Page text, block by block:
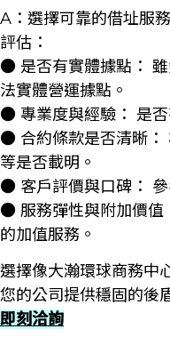
A：選擇可靠的借址服
評估：
● 是否有實體據點：
法實體營運據點。
● 專業度與經驗： 是否
● 合約條款是否清晰：
等是否載明。
● 客戶評價與口碑： 參
● 服務彈性與附加價值
的加值服務。
選擇像大瀚環球商務中
您的公司提供穩固的後
即刻洽詢